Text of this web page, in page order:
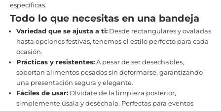
específicas.
Todo lo que necesitas en una bandeja
Variedad que se ajusta a ti: Desde rectangulares y ovaladas
hasta opciones festivas, tenemos el estilo perfecto para cada
ocasión.
Prácticas y resistentes:A pesar de ser desechables,
soportan alimentos pesados sin deformarse, garantizando
una presentación segura y elegante.
Fáciles de usar:Olvídate de la limpieza posterior,
simplemente úsala y deséchala. Perfectas para eventos